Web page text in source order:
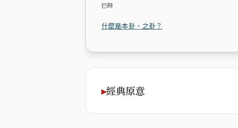
巳時
什麼是本卦、之卦？
經典原意